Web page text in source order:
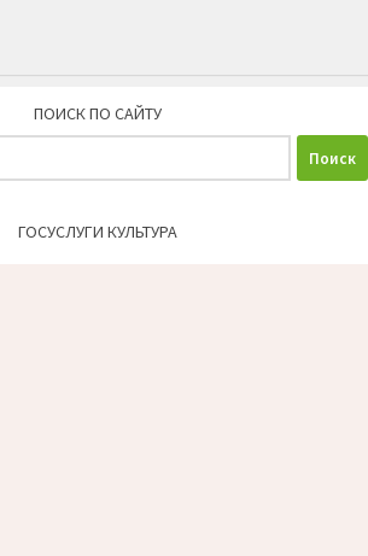
ПОИСК ПО САЙТУ
ГОСУСЛУГИ КУЛЬТУРА